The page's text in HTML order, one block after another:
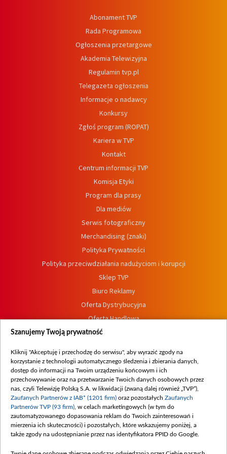
Abonament TVP
Rada Programowa
Ogłoszenia przetargowe
Akademia Telewizyjna
Regulamin tvp.pl
Telegazeta ogłoszenia
Informacje o nadawcy
Konkursy
Zgłoś program (ROPAT)
Kariera w TVP
Kontakt
Centrum informacji TVP
Komisja Etyki
Program dla prasy
Dla mediów
Serwis fotograficzny
Merchandising (znaki)
Polityka Prywatności
Polityka przeciwdziałania nadużyciom i korupcji
Sklep TVP
Biuro Reklamy
Oferta Dystrybucyjna
Oferta Handlowa
Dostępność
Procedura zgłoszeń wewnętrznych
Szanujemy Twoją prywatność
Kliknij "Akceptuję i przechodzę do serwisu", aby wyrazić zgody na
korzystanie z technologii automatycznego śledzenia i zbierania danych,
dostęp do informacji na Twoim urządzeniu końcowym i ich
przechowywanie oraz na przetwarzanie Twoich danych osobowych przez
nas, czyli Telewizję Polską S.A. w likwidacji (zwaną dalej również „TVP”),
Zaufanych Partnerów z IAB* (1201 firm) oraz pozostałych Zaufanych
Partnerów TVP (93 firm) , w celach marketingowych (w tym do
zautomatyzowanego dopasowania reklam do Twoich zainteresowań i
mierzenia ich skuteczności) i pozostałych, które wskazujemy poniżej, a
także zgody na udostępnianie przez nas identyfikatora PPID do Google.